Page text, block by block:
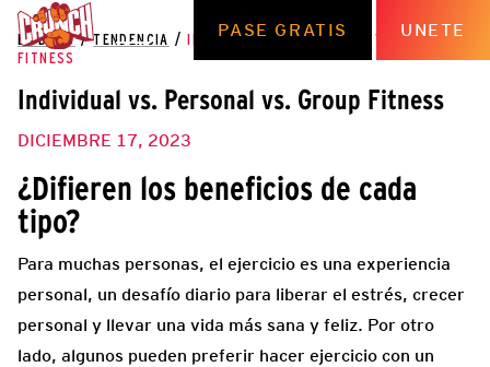
PASE GRATIS UNETE
EL BLOG / TENDENCIA /
INDIVIDUAL VS. PERSONAL VS. GROUP
FITNESS
Individual vs. Personal vs. Group Fitness
DICIEMBRE 17, 2023
¿Difieren los beneficios de cada
tipo?
Para muchas personas, el ejercicio es una experiencia
personal, un desafío diario para liberar el estrés, crecer
personal y llevar una vida más sana y feliz. Por otro
lado, algunos pueden preferir hacer ejercicio con un